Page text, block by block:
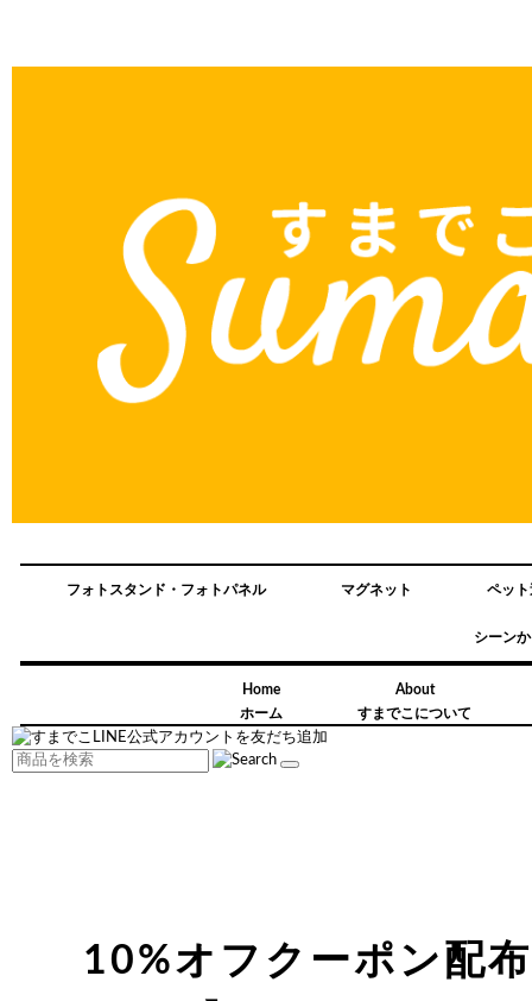
フォトスタンド・フォトパネル マグネット ペッ
シーン
Home
ホーム
About
すまでこについて
10%オフクーポン配